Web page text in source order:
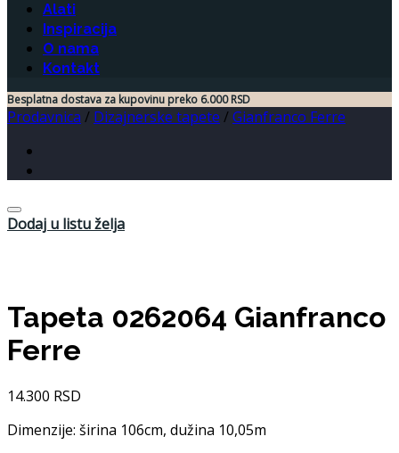
Alati
Inspiracija
O nama
Kontakt
Besplatna dostava za kupovinu preko 6.000 RSD
Prodavnica / Dizajnerske tapete /Gianfranco Ferre
Dodaj u listu želja
Tapeta 0262064 Gianfranco
Ferre
14.300 RSD
Dimenzije: širina 106cm, dužina 10,05m